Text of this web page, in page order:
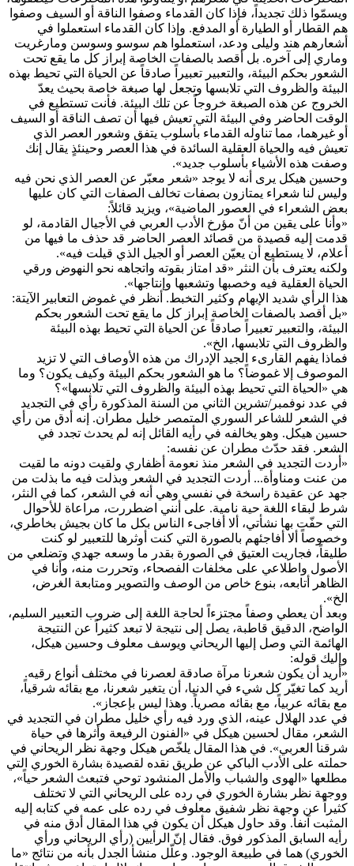
ويسمّوا ذلك تجديداً، فإذا كان القدماء وصفوا الناقة أو السيف وصفوا
هم القطار أو الطيارة أو المدفع. وإذا كان القدماء استعملوا في
أشعارهم هند وليلى ودعد، استعملوا هم سوسو وسوسن ومارغريت
وماري إلى آخره. بل أقصد بالصفات الخاصة إبراز كل ما يقع تحت
الشعور بحكم البيئة، والتعبير تعبيراً صادقاً عن الحياة التي تحيط بهذه
البيئة والظروف التي تلابسها وتجعل لها صبغة خاصة بحيث يعدّ
الخروج عن هذه الصبغة خروجاً عن تلك البيئة. فأنت تستطيع في
الوقت الحاضر وفي البيئة التي تعيش فيها أن تصف الناقة أو السيف
أو غيرهما، مما تناوله القدماء بأسلوب يتفق وشعور العصر الذي
تعيش فيه والحياة العقلية السائدة في هذا العصر وحينئذٍ يقال إنك
وصفت هذه الأشياء بأسلوب جديد».
وحسين هيكل يرى أنه لا يوجد «شعر معبّر عن العصر الذي نحن فيه
وليس لنا شعراء يمتازون بصفات تخالف الصفات التي كان عليها
بعض الشعراء في العصور الماضية»، ويزيد قائلاً:
«وأنا على يقين من أنّ مؤرخ الأدب العربي في الأجيال القادمة، لو
قدمت إليه قصيدة من قصائد العصر الحاضر قد حذف ما فيها من
أعلام، لا يستطيع أن يعيّن العصر أو الجيل الذي قيلت فيه».
ولكنه يعترف بأن النثر «قد امتاز بقوته واتجاهه نحو النهوض ورقي
الحياة العقلية فيه وخصبها وتشعبها وإنتاجها».
هذا الرأي شديد الإبهام وكثير التخبط. أنظر في غموض التعابير الآيتة:
«بل أقصد بالصفات الخاصة إبراز كل ما يقع تحت الشعور بحكم
البيئة، والتعبير تعبيراً صادقاً عن الحياة التي تحيط بهذه البيئة
والظروف التي تلابسها، الخ».
فماذا يفهم القارىء الجيد الإدراك من هذه الأوصاف التي لا تزيد
الموصوف إلا غموضاً؟ ما هو الشعور بحكم البيئة وكيف يكون؟ وما
هي «الحياة التي تحيط بهذه البيئة والظروف التي تلابسها»؟
في عدد نوفمبر/تشرين الثاني من السنة المذكورة رأي في التجديد
في الشعر للشاعر السوري المتمصر خليل مطران. إنه أدق من رأي
حسين هيكل. وهو يخالفه في رأيه القائل إنه لم يحدث تجدد في
الشعر. فقد حدّث مطران عن نفسه:
«أردت التجديد في الشعر منذ نعومة أظفاري ولقيت دونه ما لقيت
من عنت ومناوأة... أردت التجديد في الشعر وبذلت فيه ما بذلت من
جهد عن عقيدة راسخة في نفسي وهي أنه في الشعر، كما في النثر،
شرط لبقاء اللغة حية نامية. على أنني اضطررت، مراعاة للأحوال
التي حفّت بها نشأتي، ألا أفاجىء الناس بكل ما كان بجيش بخاطري،
وخصوصاً ألا أفاجئهم بالصورة التي كنت أوثرها للتعبير لو كنت
طليقاً، فجاريت العتيق في الصورة بقدر ما وسعه جهدي وتضلعي من
الأصول واطلاعي على مخلفات الفصحاء، وتحررت منه، وأنا في
الظاهر أتابعه، بنوع خاص من الوصف والتصوير ومتابعة الغرض،
الخ».
وبعد أن يعطي وصفاً مجتزءاً لحاجة اللغة إلى ضروب التعبير السليم،
الواضح، الدقيق قاطبة، يصل إلى نتيجة لا تبعد كثيراً عن النتيجة
الهائمة التي وصل إليها الريحاني ويوسف معلوف وحسين هيكل،
وإليك قوله:
«أريد أن يكون شعرنا مرآة صادقة لعصرنا في مختلف أنواع رقيه.
أريد كما تغيّر كل شيء في الدنيا، أن يتغير شعرنا، مع بقائه شرقياً،
مع بقائه عربياً، مع بقائه مصرياً. وهذا ليس بإعجاز».
في عدد الهلال عينه، الذي ورد فيه رأي خليل مطران في التجديد في
الشعر، مقال لحسين هيكل في «الفنون الرفيعة وأثرها في حياة
شرقنا العربي». في هذا المقال يلخّص هيكل وجهة نظر الريحاني في
حملته على الأدب الباكي عن طريق نقده لقصيدة بشارة الخوري التي
مطلعها «الهوى والشباب والأمل المنشود توحي فتبعث الشعر حياً»،
ووجهة نظر بشارة الخوري في رده على الريحاني التي لا تختلف
كثيراً عن وجهة نظر شفيق معلوف في رده على عمه في كتابه إليه
المثبت آنفاً. وقد حاول هيكل أن يكون في هذا المقال أدق منه في
رأيه السابق المذكور فوق. فقال إنّ الرأيين (رأي الريحاني ورأي
الخوري) هما في طبيعة الوجود. وعلّل منشأ الجدل بأنه من نتائج «ما